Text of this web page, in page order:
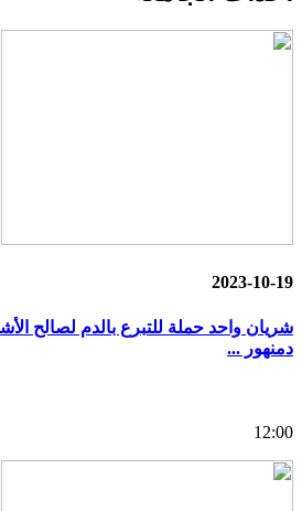
2023-10-19
شريان واحد حملة للتبرع بالدم لصالح
دمنهور ...
12:00